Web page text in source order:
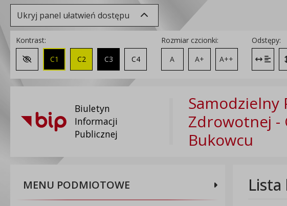
Ukryj panel ułatwień dostępu
Kontrast:
Zmień kontrast na domyślny
C1 C2 C3 C4
Rozmiar czcionki:
A
A+ A++
Odstępy:
Biuletyn
Informacji
Publicznej
Samodzielny
Zdrowotnej -
Bukowcu
MENU PODMIOTOWE Lista